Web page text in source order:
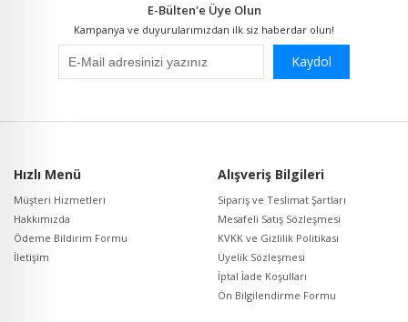
E-Bülten'e Üye Olun
Kampanya ve duyurularımızdan ilk siz haberdar olun!
Kaydol
Hızlı Menü
Müşteri Hizmetleri
Hakkımızda
Ödeme Bildirim Formu
İletişim
Alışveriş Bilgileri
Sipariş ve Teslimat Şartları
Mesafeli Satış Sözleşmesi
KVKK ve Gizlilik Politikası
Üyelik Sözleşmesi
İptal İade Koşulları
Ön Bilgilendirme Formu